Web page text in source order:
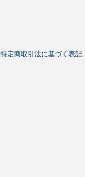
特定商取引法に基づく表記